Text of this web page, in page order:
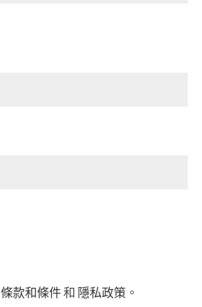
條款和條件和 隱私政策 。